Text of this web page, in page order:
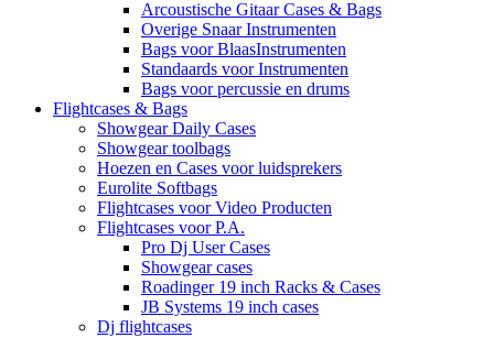
Arcoustische Gitaar Cases & Bags
Overige Snaar Instrumenten
Bags voor BlaasInstrumenten
Standaards voor Instrumenten
Bags voor percussie en drums
Flightcases & Bags
Showgear Daily Cases
Showgear toolbags
Hoezen en Cases voor luidsprekers
Eurolite Softbags
Flightcases voor Video Producten
Flightcases voor P.A.
Pro Dj User Cases
Showgear cases
Roadinger 19 inch Racks & Cases
JB Systems 19 inch cases
Dj flightcases